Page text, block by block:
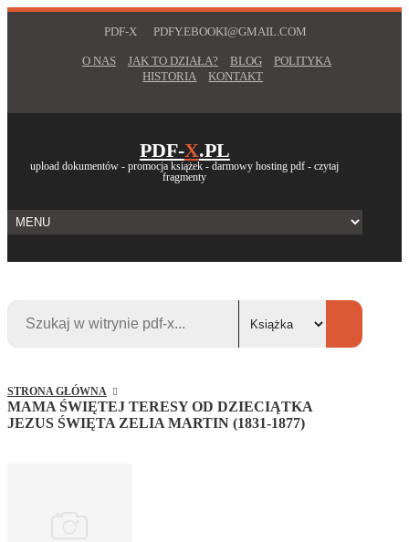
PDF-X PDFY.EBOOKI@GMAIL.COM
O NAS JAK TO DZIAŁA? BLOG
POLITYKA
HISTORIA
KONTAKT
PDF-X.PL
upload dokumentów - promocja książek - darmowy hosting pdf - czytaj
fragmenty
STRONA GŁÓWNA
MAMA ŚWIĘTEJ TERESY OD DZIECIĄTKA
JEZUS ŚWIĘTA ZELIA MARTIN (1831-1877)